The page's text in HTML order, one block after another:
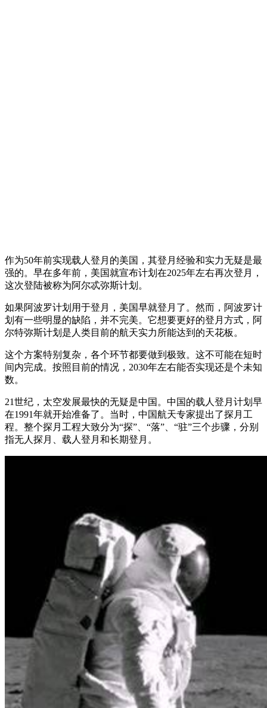
作为50年前实现载人登月的美国，其登月经验和实力无疑是最
强的。早在多年前，美国就宣布计划在2025年左右再次登月，
这次登陆被称为阿尔忒弥斯计划。
如果阿波罗计划用于登月，美国早就登月了。然而，阿波罗计
划有一些明显的缺陷，并不完美。它想要更好的登月方式，阿
尔特弥斯计划是人类目前的航天实力所能达到的天花板。
这个方案特别复杂，各个环节都要做到极致。这不可能在短时
间内完成。按照目前的情况，2030年左右能否实现还是个未知
数。
21世纪，太空发展最快的无疑是中国。中国的载人登月计划早
在1991年就开始准备了。当时，中国航天专家提出了探月工
程。整个探月工程大致分为“探”、“落”、“驻”三个步骤，分别
指无人探月、载人登月和长期登月。